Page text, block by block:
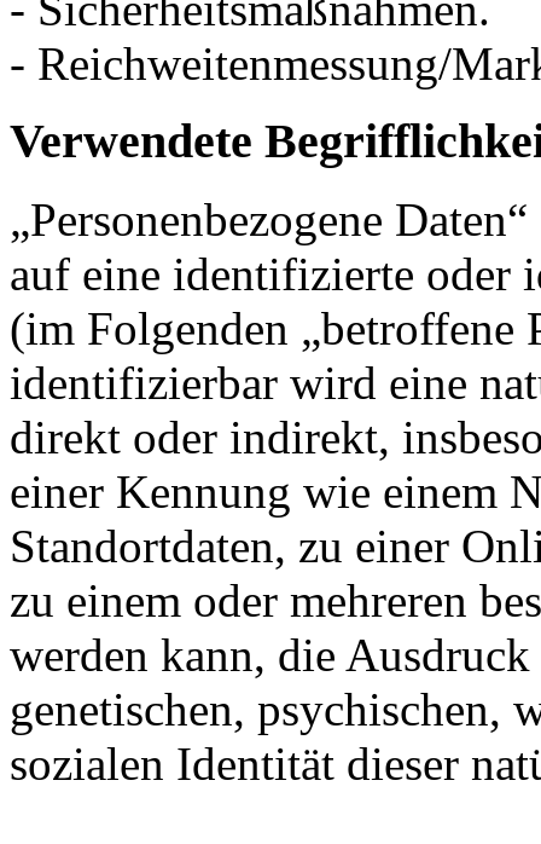
- Reichweitenmessung/
Verwendete
„Personenbezogene
auf eine identifizierte oder
(im Folgenden „betroffene
identifizierbar wird eine
direkt oder indirekt,
einer Kennung wie einem
Standortdaten, zu einer
zu einem oder mehreren
werden kann, die
genetischen, psychischen,
sozialen Identität dieser